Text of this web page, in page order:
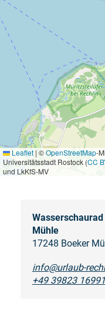
Leaflet | ©OpenStreetMap-
Universitätsstadt Rostock (CC
und LkKfS-MV
Mühle
17248 Boeker
info@urlaub-
+49 39823